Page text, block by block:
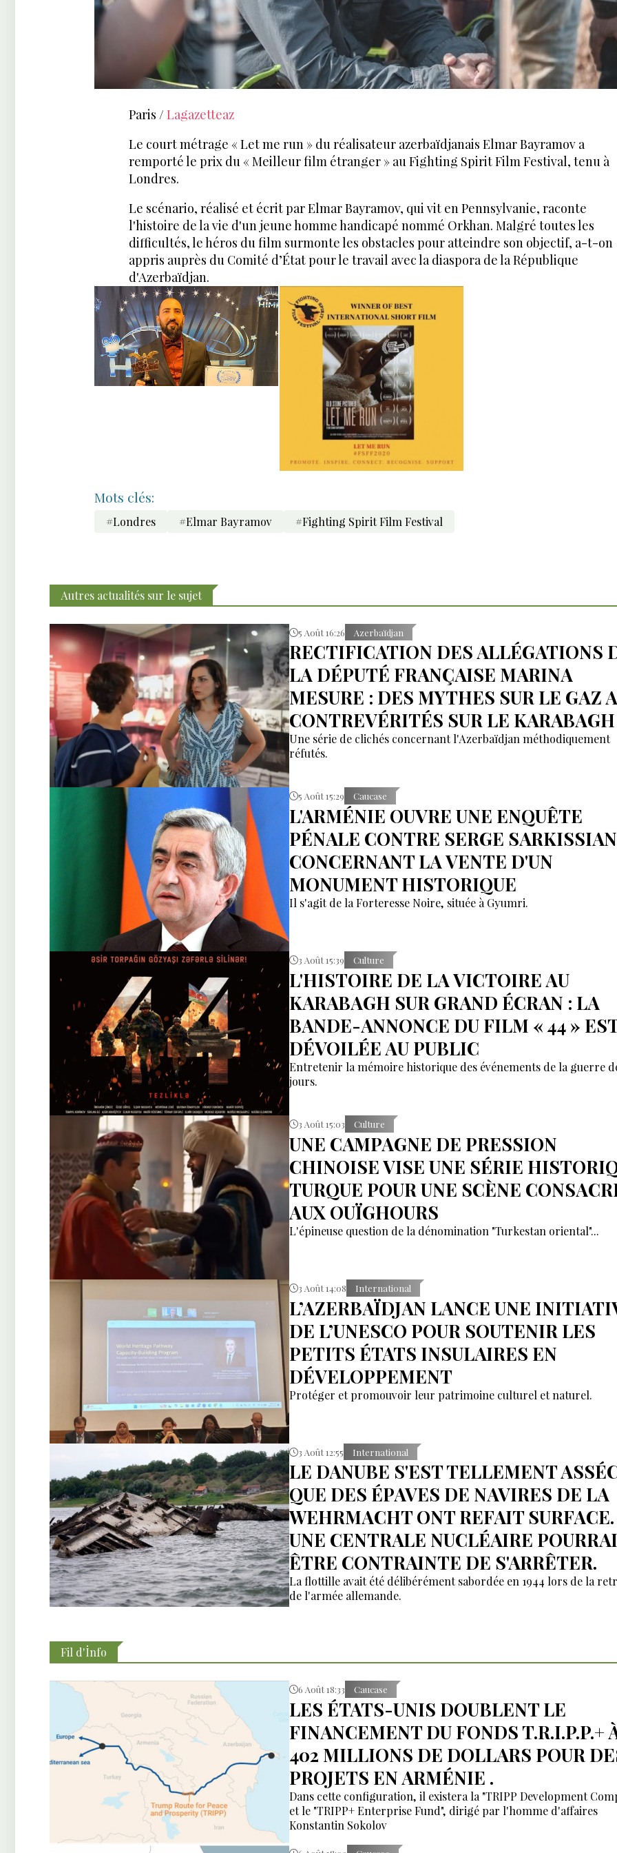
Paris / Lagazetteaz
Le court métrage « Let me run » du réalisateur azerbaïdjanais Elmar Bayramov a
remporté le prix du « Meilleur film étranger » au Fighting Spirit Film Festival, tenu à
Londres.
Le scénario, réalisé et écrit par Elmar Bayramov, qui vit en Pennsylvanie, raconte
l'histoire de la vie d'un jeune homme handicapé nommé Orkhan. Malgré toutes les
difficultés, le héros du film surmonte les obstacles pour atteindre son objectif, a-t-on
appris auprès du Comité d’État pour le travail avec la diaspora de la République
d'Azerbaïdjan.
Mots clés:
#Londres #Elmar Bayramov #Fighting Spirit Film Festival
Autres actualités sur le sujet
5 Août 16:26 Azerbaïdjan
RECTIFICATION DES ALLÉGATIONS
LA DÉPUTÉ FRANÇAISE MARINA
MESURE : DES MYTHES SUR LE GAZ
CONTREVÉRITÉS SUR LE KARABAGH
Une série de clichés concernant l'Azerbaïdjan méthodiquement
réfutés.
5 Août 15:29 Caucase
L'ARMÉNIE OUVRE UNE ENQUÊTE
PÉNALE CONTRE SERGE SARKISSIAN
CONCERNANT LA VENTE D'UN
MONUMENT HISTORIQUE
Il s'agit de la Forteresse Noire, située à Gyumri.
3 Août 15:39 Culture
L'HISTOIRE DE LA VICTOIRE AU
KARABAGH SUR GRAND ÉCRAN : LA
BANDE-ANNONCE DU FILM « 44 »
DÉVOILÉE AU PUBLIC
Entretenir la mémoire historique des événements de la guerre
jours.
3 Août 15:03 Culture
UNE CAMPAGNE DE PRESSION
CHINOISE VISE UNE SÉRIE
TURQUE POUR UNE SCÈNE
AUX OUÏGHOURS
L'épineuse question de la dénomination "Turkestan oriental"...
3 Août 14:08 International
L’AZERBAÏDJAN LANCE UNE
DE L’UNESCO POUR SOUTENIR LES
PETITS ÉTATS INSULAIRES EN
DÉVELOPPEMENT
Protéger et promouvoir leur patrimoine culturel et naturel.
3 Août 12:55 International
LE DANUBE S'EST TELLEMENT
QUE DES ÉPAVES DE NAVIRES DE LA
WEHRMACHT ONT REFAIT SURFACE.
UNE CENTRALE NUCLÉAIRE
ÊTRE CONTRAINTE DE S'ARRÊTER.
La flottille avait été délibérément sabordée en 1944 lors de la
de l'armée allemande.
Fil d'İnfo
6 Août 18:33 Caucase
LES ÉTATS-UNIS DOUBLENT LE
FINANCEMENT DU FONDS T.R.I.P.P.+
402 MILLIONS DE DOLLARS POUR
PROJETS EN ARMÉNIE .
Dans cette configuration, il existera la "TRIPP Development
et le "TRIPP+ Enterprise Fund", dirigé par l'homme d'affaires
Konstantin Sokolov